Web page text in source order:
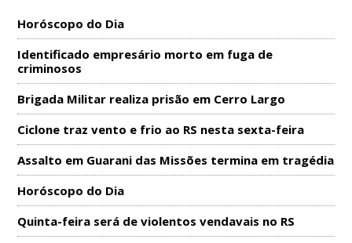
Horóscopo do Dia
Identificado empresário morto em fuga de
criminosos
Brigada Militar realiza prisão em Cerro Largo
Ciclone traz vento e frio ao RS nesta sexta-feira
Assalto em Guarani das Missões termina em tragédia
Horóscopo do Dia
Quinta-feira será de violentos vendavais no RS